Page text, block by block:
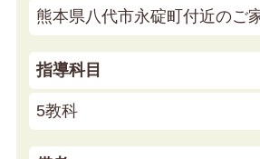
熊本県八代市永碇町付近のご
指導科目
5教科